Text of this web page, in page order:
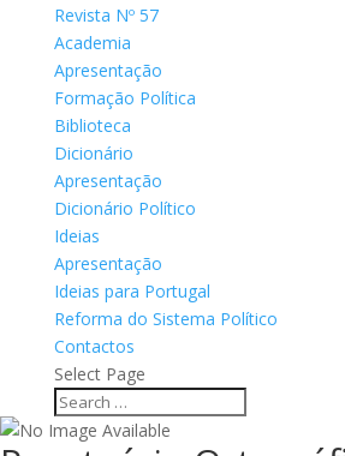
Revista Nº 57
Academia
Apresentação
Formação Política
Biblioteca
Dicionário
Apresentação
Dicionário Político
Ideias
Apresentação
Ideias para Portugal
Reforma do Sistema Político
Contactos
Select Page